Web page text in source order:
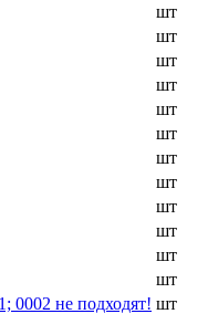
шт
шт
шт
шт
шт
шт
шт
шт
шт
шт
шт
шт
0002 не подходят! шт